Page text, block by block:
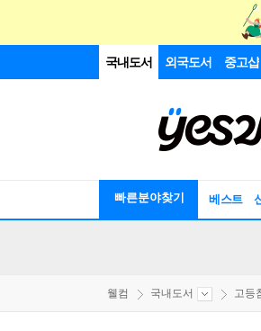
국내도서 외국도서 중고샵
빠른분야찾기 베스트
웰컴 국내도서 고등